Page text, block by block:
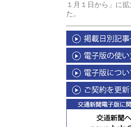
１月１日から」に
た。 交